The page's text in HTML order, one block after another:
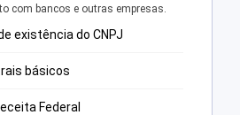
com bancos e outras empresas.
existência do CNPJ
básicos
Federal